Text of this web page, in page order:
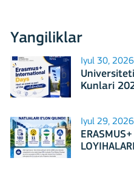
Yangiliklar
Iyul 30, 2026
Kunlari
Iyul 29, 2026
LOYIHALARI